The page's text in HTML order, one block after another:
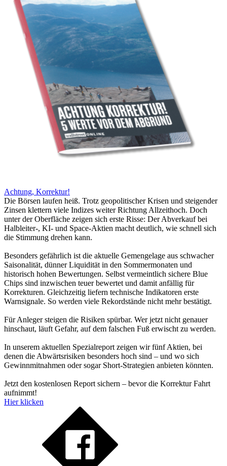
Achtung, Korrektur!
Die Börsen laufen heiß. Trotz geopolitischer Krisen und steigender
Zinsen klettern viele Indizes weiter Richtung Allzeithoch. Doch
unter der Oberfläche zeigen sich erste Risse: Der Abverkauf bei
Halbleiter-, KI- und Space-Aktien macht deutlich, wie schnell sich
die Stimmung drehen kann.
Besonders gefährlich ist die aktuelle Gemengelage aus schwacher
Saisonalität, dünner Liquidität in den Sommermonaten und
historisch hohen Bewertungen. Selbst vermeintlich sichere Blue
Chips sind inzwischen teuer bewertet und damit anfällig für
Korrekturen. Gleichzeitig liefern technische Indikatoren erste
Warnsignale. So werden viele Rekordstände nicht mehr bestätigt.
Für Anleger steigen die Risiken spürbar. Wer jetzt nicht genauer
hinschaut, läuft Gefahr, auf dem falschen Fuß erwischt zu werden.
In unserem aktuellen Spezialreport zeigen wir fünf Aktien, bei
denen die Abwärtsrisiken besonders hoch sind – und wo sich
Gewinnmitnahmen oder sogar Short-Strategien anbieten könnten.
Jetzt den kostenlosen Report sichern – bevor die Korrektur Fahrt
aufnimmt!
Hier klicken